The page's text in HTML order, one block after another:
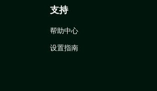
支持
帮助中心
设置指南